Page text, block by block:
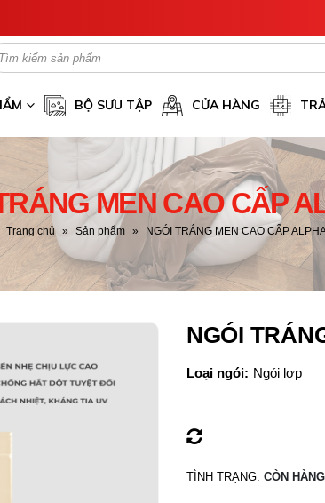
BỘ SƯU TẬP CỬA HÀNG
MEN CAO CẤP
Trang chủ » Sản phẩm » NGÓI TRÁNG MEN CAO CẤP
NGÓI
Loại ngói: Ngói lợp
TÌNH TRẠNG: CÒN HÀNG